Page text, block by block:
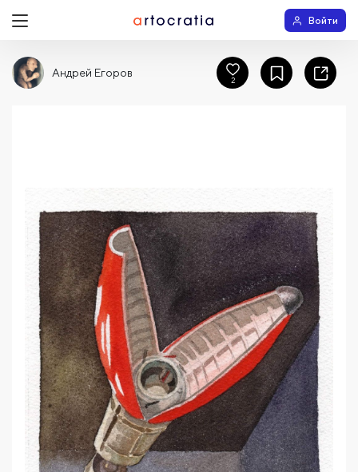
Войти
Андрей Егоров
2